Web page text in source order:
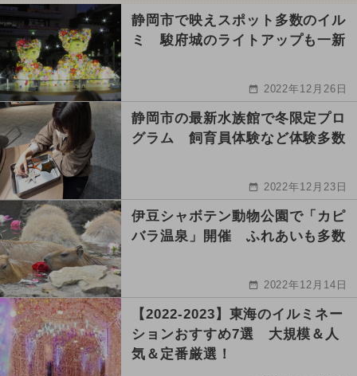
静岡市で映えスポット多数のイル
ミ 駿府城のライトアップも一新
2022年12月26日
静岡市の最新水族館で冬限定プロ
グラム 飼育員体験など体験多数
2022年12月23日
伊豆シャボテン動物公園で「カピ
バラ温泉」開催 ふれあいも多数
2022年12月14日
【2022-2023】東海のイルミネー
ションおすすめ7選 大規模＆人
気＆定番厳選！